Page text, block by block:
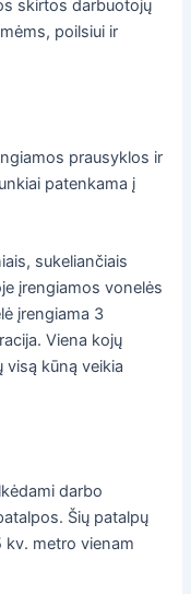
skirtos darbuotojų
poilsiui ir
prausyklos ir
patenkama į
sukeliančiais
įrengiamos vonelės
įrengiama 3
Viena kojų
visą kūną veikia
darbo
Šių patalpų
kv. metro vienam